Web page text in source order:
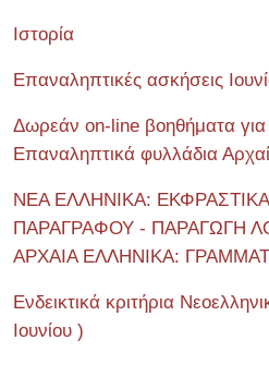
Ιστορία
Επαναληπτικές ασκήσεις
Δωρεάν on-line βοηθήματα για
Επαναληπτικά φυλλάδια
ΝΕΑ ΕΛΛΗΝΙΚΑ:
ΠΑΡΑΓΡΑΦΟΥ - ΠΑΡΑΓΩΓΗ
ΑΡΧΑΙΑ ΕΛΛΗΝΙΚΑ:
Ενδεικτικά κριτήρια
Ιουνίου )